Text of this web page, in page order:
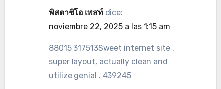
พิสตาชิโอ เพสท์ dice:
noviembre 22, 2025 a las 1:15 am
88015 317513Sweet internet site ,
super layout, actually clean and
utilize genial . 439245